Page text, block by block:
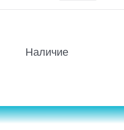
Наличие